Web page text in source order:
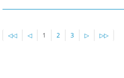
◁◁ ◁ 1 2 3 ▷ ▷▷